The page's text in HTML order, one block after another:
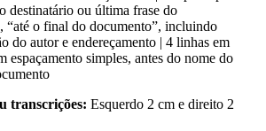
destinatário ou última frase do
“até o final do documento”, incluindo
do autor e endereçamento | 4 linhas em
espaçamento simples, antes do nome do
transcrições: Esquerdo 2 cm e direito 2